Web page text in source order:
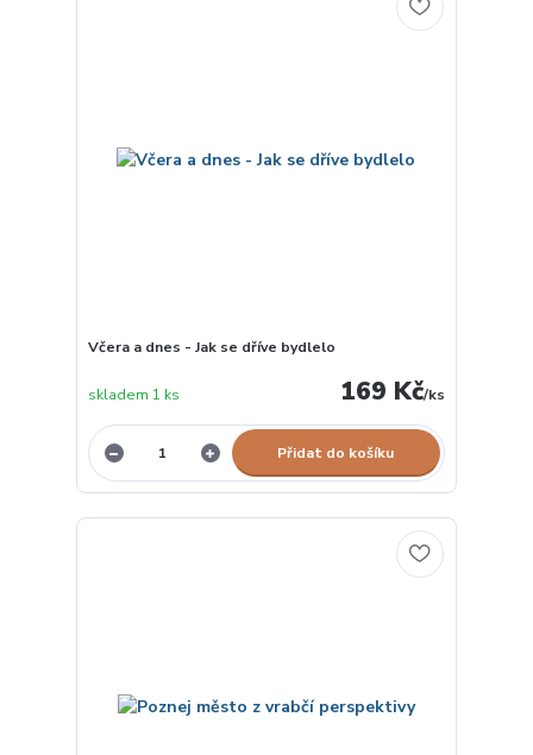
Včera a dnes - Jak se dříve bydlelo
169 Kč/ks
skladem 1 ks
Přidat do košíku